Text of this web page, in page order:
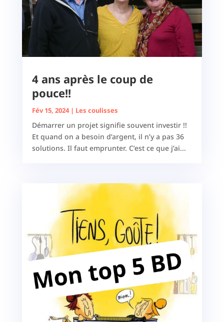
4 ans après le coup de
pouce!!
Fév 15, 2024| Les coulisses
Démarrer un projet signifie souvent investir !!
Et quand on a besoin d’argent, il n’y a pas 36
solutions. Il faut emprunter. C’est ce que j’ai...